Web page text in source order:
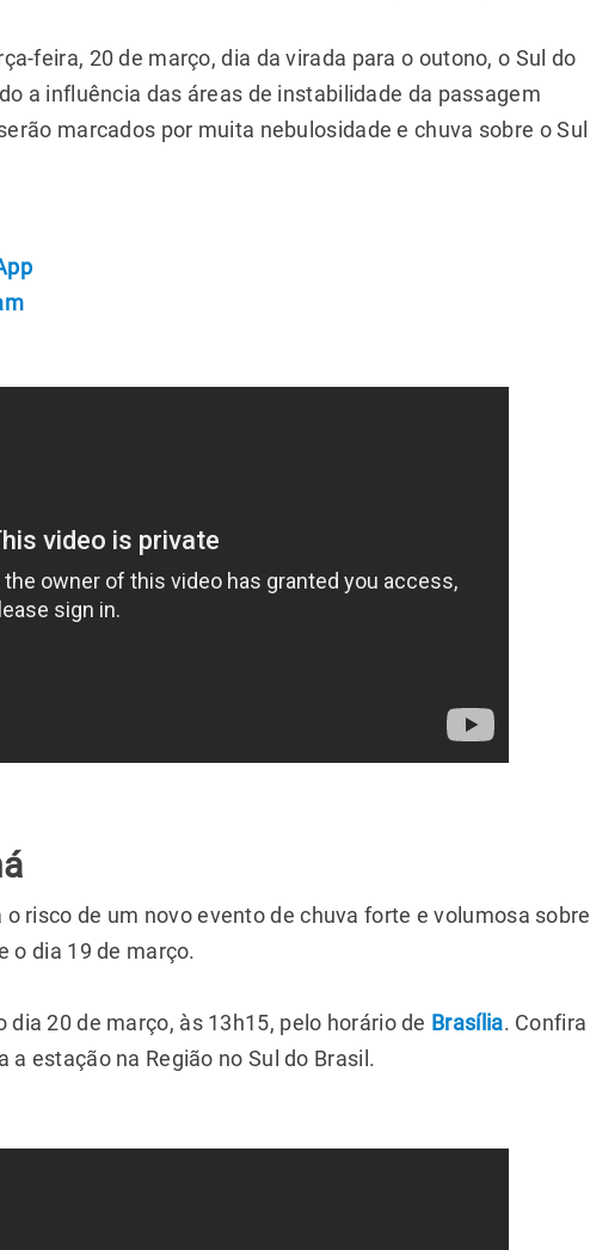
feira, 20 de março, dia da virada para o outono, o Sul do
a influência das áreas de instabilidade da passagem
marcados por muita nebulosidade e chuva sobre o Sul
risco de um novo evento de chuva forte e volumosa sobre
o dia 19 de março.
dia 20 de março, às 13h15, pelo horário de Brasília. Confira
estação na Região no Sul do Brasil.